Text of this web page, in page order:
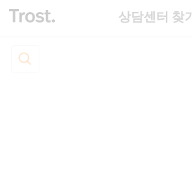
상담센터 찾기